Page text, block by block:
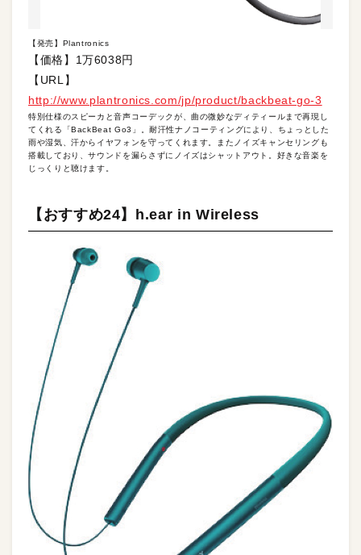
【発売】Plantronics
【価格】1万6038円
【URL】
http://www.plantronics.com/jp/product/backbeat-go-3
特別仕様のスピーカと音声コーデックが、曲の微妙なディティールまで再現し
てくれる「BackBeat Go3」。耐汗性ナノコーティングにより、ちょっとした
雨や湿気、汗からイヤフォンを守ってくれます。またノイズキャンセリングも
搭載しており、サウンドを漏らさずにノイズはシャットアウト。好きな音楽を
じっくりと聴けます。
【おすすめ24】h.ear in Wireless